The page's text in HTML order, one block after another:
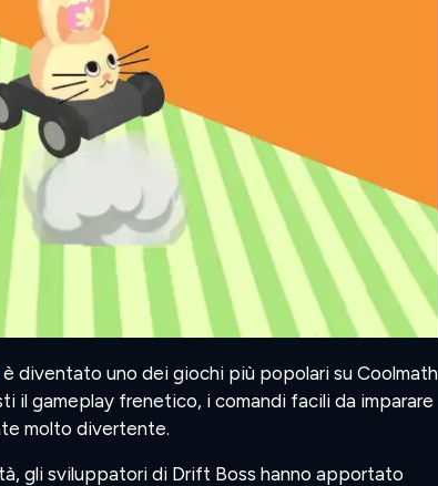
è diventato uno dei giochi più popolari su Coolmath
il gameplay frenetico, i comandi facili da imparare
molto divertente.
gli sviluppatori di Drift Boss hanno apportato